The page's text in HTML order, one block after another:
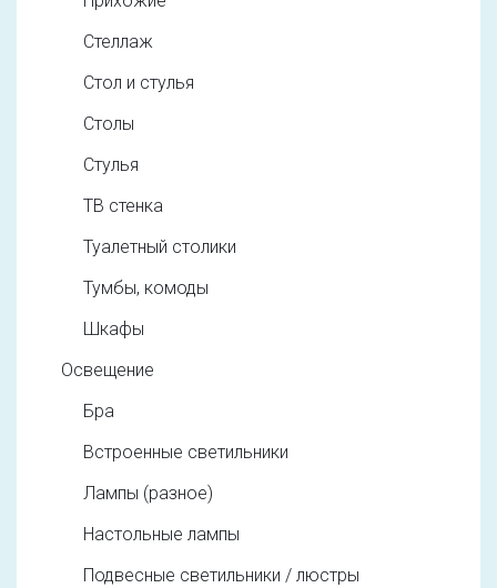
Стеллаж
Стол и стулья
Столы
Стулья
ТВ стенка
Туалетный столики
Тумбы, комоды
Шкафы
Освещение
Бра
Встроенные светильники
Лампы (разное)
Настольные лампы
Подвесные светильники / люстры